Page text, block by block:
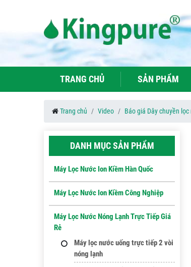
TRANG CHỦ SẢN PHẨM
Trang chủ Video Báo giá Dây chuyền
DANH MỤC SẢN PHẨM
Máy Lọc Nước Ion Kiềm Hàn Quốc
Máy Lọc Nước Ion Kiềm Công Nghiệp
Máy Lọc Nước Nóng Lạnh Trực Tiếp Giá
Rẻ
Máy lọc nước uống trực tiếp 2 vòi
nóng lạnh